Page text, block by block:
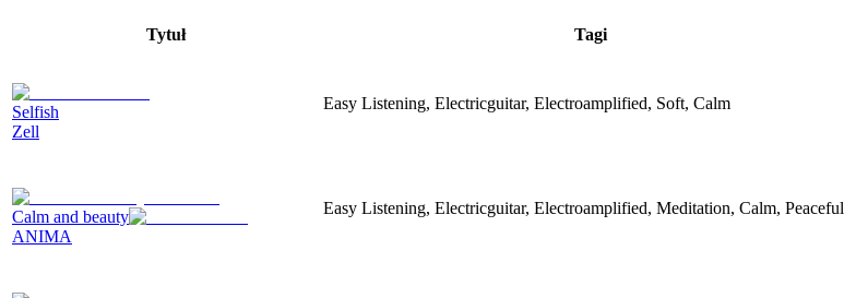
Tytuł Tagi
Selfish
Zell
Easy Listening, Electricguitar, Electroamplified, Soft, Calm
Calm and beauty
ANIMA
Easy Listening, Electricguitar, Electroamplified, Meditation, Calm, Peaceful